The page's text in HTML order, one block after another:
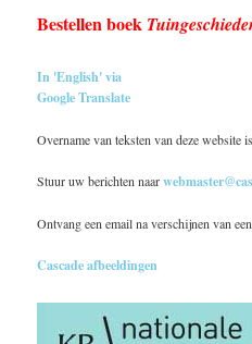
Bestellen boek
In 'English' via
Google Translate
Overname van teksten van deze website
Stuur uw berichten naar
Ontvang een email na verschijnen van
Cascade afbeeldingen